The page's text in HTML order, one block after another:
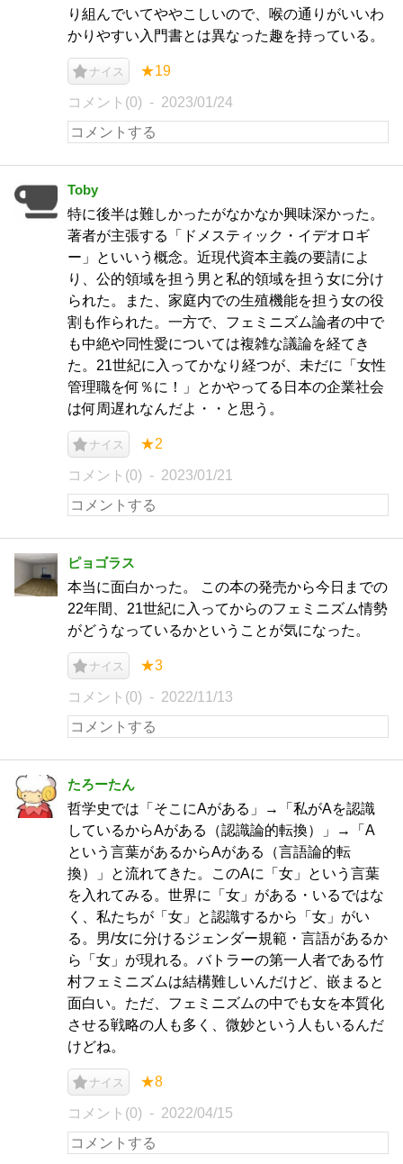
り組んでいてややこしいので、喉の通りがいいわ
かりやすい入門書とは異なった趣を持っている。
ナイス ★19
コメント(0) 2023/01/24
Toby
特に後半は難しかったがなかなか興味深かった。
著者が主張する「ドメスティック・イデオロギ
ー」といいう概念。近現代資本主義の要請によ
り、公的領域を担う男と私的領域を担う女に分け
られた。また、家庭内での生殖機能を担う女の役
割も作られた。一方で、フェミニズム論者の中で
も中絶や同性愛については複雑な議論を経てき
た。21世紀に入ってかなり経つが、未だに「女性
管理職を何％に！」とかやってる日本の企業社会
は何周遅れなんだよ・・と思う。
ナイス ★2
コメント(0) 2023/01/21
ピョゴラス
本当に面白かった。 この本の発売から今日までの
22年間、21世紀に入ってからのフェミニズム情勢
がどうなっているかということが気になった。
ナイス ★3
コメント(0) 2022/11/13
たろーたん
哲学史では「そこにAがある」→「私がAを認識
しているからAがある（認識論的転換）」→「A
という言葉があるからAがある（言語論的転
換）」と流れてきた。このAに「女」という言葉
を入れてみる。世界に「女」がある・いるではな
く、私たちが「女」と認識するから「女」がい
る。男/女に分けるジェンダー規範・言語があるか
ら「女」が現れる。バトラーの第一人者である竹
村フェミニズムは結構難しいんだけど、嵌まると
面白い。ただ、フェミニズムの中でも女を本質化
させる戦略の人も多く、微妙という人もいるんだ
けどね。
ナイス ★8
コメント(0) 2022/04/15